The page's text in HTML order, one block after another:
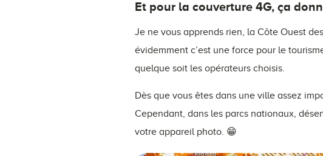
Et pour la couverture 4G, ça
Je ne vous apprends rien, la Côte Ouest
évidemment c’est une force pour le
quelque soit les opérateurs choisis.
Dès que vous êtes dans une ville assez
Cependant, dans les parcs nationaux,
votre appareil photo. 😁